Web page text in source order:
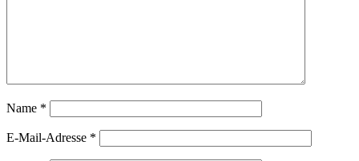
Name *
E-Mail-Adresse *